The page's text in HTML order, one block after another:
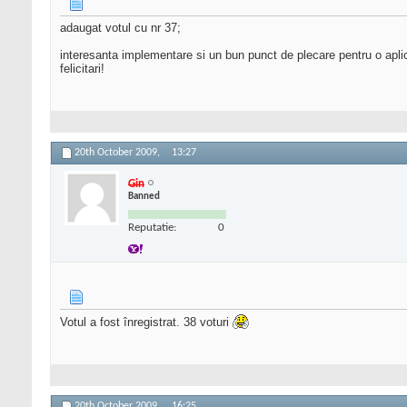
adaugat votul cu nr 37;
interesanta implementare si un bun punct de plecare pentru o
felicitari!
20th October 2009, 13:27
Gin
Banned
Reputatie: 0
Votul a fost înregistrat. 38 voturi